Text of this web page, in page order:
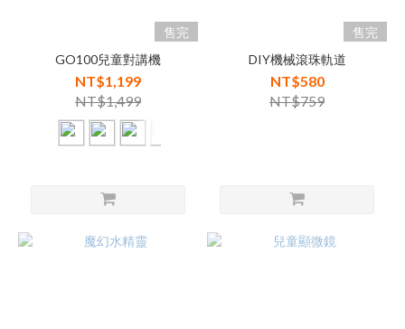
售完
GO100兒童對講機
NT$1,199
NT$1,499
售完
DIY機械滾珠軌道
NT$580
NT$759